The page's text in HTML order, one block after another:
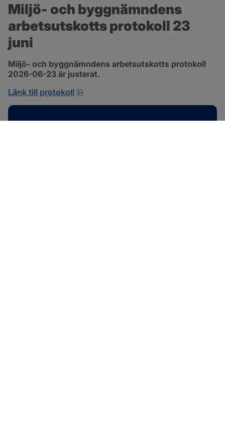
Miljö- och byggnämndens
arbetsutskotts protokoll 23
juni
Miljö- och byggnämndens arbetsutskotts protokoll
2026-06-23 är justerat.
Länk till protokoll